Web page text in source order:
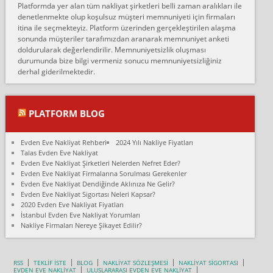
Ankara Alicanlar naklyat tel 5465524025. 2600 TL'ye ankaradan
Konya ya Alicanlar naklyat la anlaştık bu şahıs evin taşınacağı gün
fiyatın mazoto gele...
Fatih kokmese:
Diyarbakır dan eşyamı getirtmek için anlaştım sözleşme yaptım.
Son anda fiyat artırdılar.. mecburiyetten tasittim.. bu kişiler ağrılı
Ali:
olduk. Asansörlü dediler sonra uraya asansör kurulmaz dediler
fark istediler. ortada asa...
Nimet:
Ben 2021 Ağustos ilk haftası Evimi taşıdım yani İstanbul'un bir
Mahallesi'nden bir başka Mahallesi'ne yani Ümraniye bölgesinde
oturuyorum önceleri ara...
Nimet Köse:
Merhaba ben 2021 Ağustos ilk haftası evimi Ümraniye'den Çok
Hancıoğlu naklyatla taşındım...
Platformda yer alan tüm nakliyat şirketleri belli zaman aralıkları ile
denetlenmekte olup koşulsuz müşteri memnuniyeti için firmaları
itina ile seçmekteyiz. Platform üzerinden gerçekleştirilen alaşma
sonunda müşteriler tarafımızdan aranarak memnuniyet anketi
doldurularak değerlendirilir. Memnuniyetsizlik oluşması
durumunda bize bilgi vermeniz sonucu memnuniyetsizliğiniz
derhal giderilmektedir.
PLATFORM BLOG
Evden Eve Nakliyat Rehberi
2024 Yılı Nakliye Fiyatları
Talas Evden Eve Nakliyat
Evden Eve Nakliyat Şirketleri Nelerden Nefret Eder?
Evden Eve Nakliyat Firmalarına Sorulması Gerekenler
Evden Eve Nakliyat Dendiğinde Aklınıza Ne Gelir?
Evden Eve Nakliyat Sigortası Neleri Kapsar?
2020 Evden Eve Nakliyat Fiyatları
İstanbul Evden Eve Nakliyat Yorumları
Nakliye Firmaları Nereye Şikayet Edilir?
RSS TEKLİF İSTE BLOG NAKLİYAT SÖZLEŞMESİ
NAKLİYAT SİGORTASI
EVDEN EVE NAKLİYAT
ULUSLARARASI EVDEN EVE NAKLİYAT